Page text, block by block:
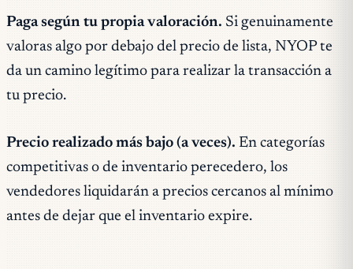
Paga según tu propia valoración. Si genuinamente
valoras algo por debajo del precio de lista, NYOP te
da un camino legítimo para realizar la transacción a
tu precio.
Precio realizado más bajo (a veces). En categorías
competitivas o de inventario perecedero, los
vendedores liquidarán a precios cercanos al mínimo
antes de dejar que el inventario expire.